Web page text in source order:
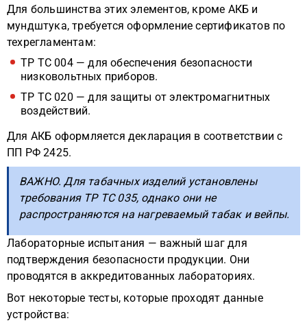
Для большинства этих элементов, кроме АКБ и
мундштука, требуется оформление сертификатов по
техрегламентам:
ТР ТС 004 — для обеспечения безопасности
низковольтных приборов.
ТР ТС 020 — для защиты от электромагнитных
воздействий.
Для АКБ оформляется декларация в соответствии с
ПП РФ 2425.
ВАЖНО. Для табачных изделий установлены
требования ТР ТС 035, однако они не
распространяются на нагреваемый табак и вейпы.
Лабораторные испытания — важный шаг для
подтверждения безопасности продукции. Они
проводятся в аккредитованных лабораториях.
Вот некоторые тесты, которые проходят данные
устройства: